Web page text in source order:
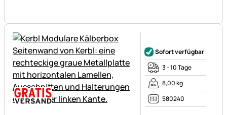
Sofort verfügbar
3 - 10 Tage
8,00 kg
580240